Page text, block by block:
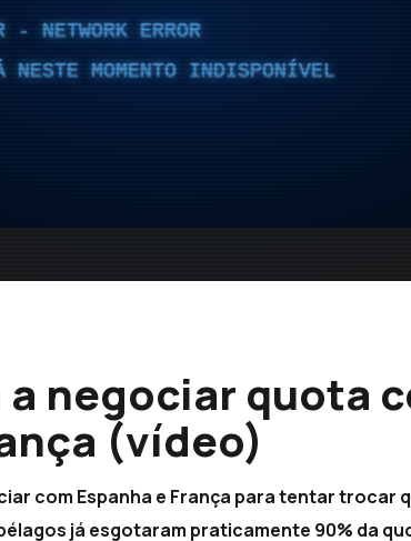
NETWORK ERROR
NESTE MOMENTO INDISPONÍVEL
negociar quota
(vídeo)
com Espanha e França para tentar trocar
já esgotaram praticamente 90% da